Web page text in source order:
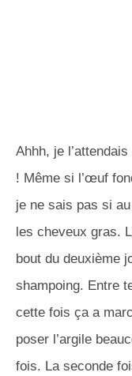
Ahhh, je
! Même si l’œuf
je ne sais pas si
les cheveux gras.
bout du deuxième
shampoing. Entre
cette fois ça a
poser l’argile
fois. La seconde